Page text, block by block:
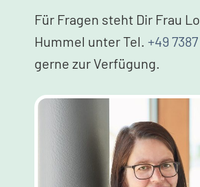
Für Fragen steht Dir Frau
Hummel unter Tel. +49
gerne zur Verfügung.